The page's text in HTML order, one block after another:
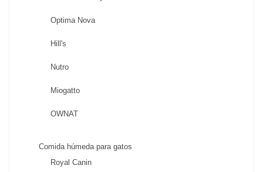
Optima Nova
Hill's
Nutro
Miogatto
OWNAT
Comida húmeda para gatos
Royal Canin